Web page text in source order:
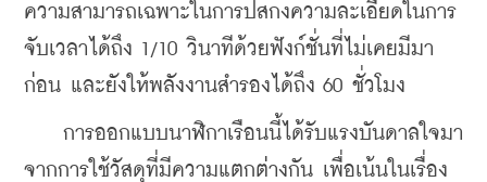
ความสามารถเฉพาะในการปสกงความละเอียดในการ
จับเวลาได้ถึง 1/10 วินาทีด้วยฟังก์ชั่นที่ไม่เคยมีมา
ก่อน และยังให้พลังงานสำรองได้ถึง 60 ชั่วโมง
การออกแบบนาฬิกาเรือนนี้ได้รับแรงบันดาลใจมา
จากการใช้วัสดุที่มีความแตกต่างกัน เพื่อเน้นในเรื่อง